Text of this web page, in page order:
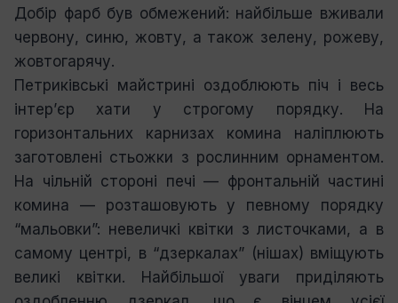
Добір фарб був обмежений: найбільше вживали
червону, синю, жовту, а також зелену, рожеву,
жовтогарячу.
Петриківські майстрині оздоблюють піч і весь
інтер’єр хати у строгому порядку. На
горизонтальних карнизах комина наліплюють
заготовлені стьожки з рослинним орнаментом.
На чільній стороні печі — фронтальній частині
комина — розташовують у певному порядку
“мальовки”: невеличкі квітки з листочками, а в
самому центрі, в “дзеркалах” (нішах) вміщують
великі квітки. Найбільшої уваги приділяють